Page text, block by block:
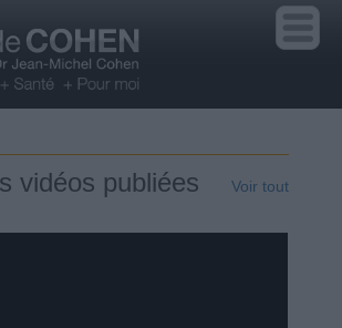
vidéos publiées Voir tout